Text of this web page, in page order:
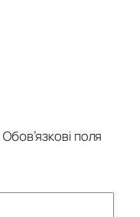
Обов’язкові поля